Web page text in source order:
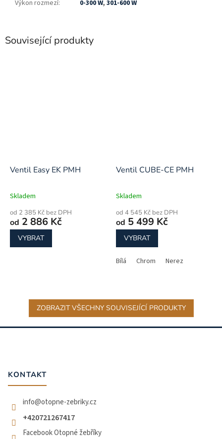
Související produkty
Ventil Easy EK PMH
Skladem
od 2 385 Kč bez DPH
od 2 886 Kč
VYBRAT
Ventil CUBE-CE PMH
Skladem
od 4 545 Kč bez DPH
od 5 499 Kč
VYBRAT
Bílá Chrom Nerez
ZOBRAZIT VŠECHNY SOUVISEJÍCÍ PRODUKTY
Výkon rozmezí: 0-300 W, 301-600 W
Z
KONTAKT
info@otopne-zebriky.cz
+420721267417
Facebook Otopné žebříky